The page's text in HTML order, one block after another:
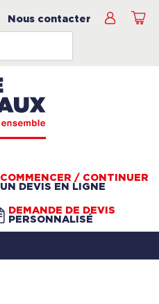
Nous contacter
COMMENCER / CONTINUER
UN DEVIS EN LIGNE
DEMANDE DE DEVIS
PERSONNALISÉ